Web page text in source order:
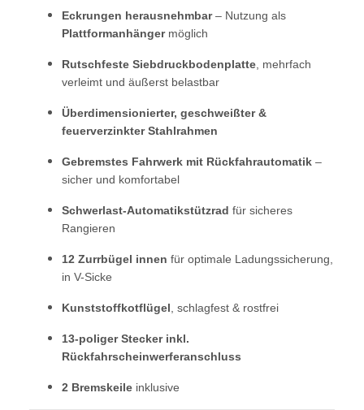
Eckrungen herausnehmbar– Nutzung als
Plattformanhängermöglich
Rutschfeste Siebdruckbodenplatte, mehrfach
verleimt und äußerst belastbar
Überdimensionierter, geschweißter &
feuerverzinkter Stahlrahmen
Gebremstes Fahrwerk mit Rückfahrautomatik –
sicher und komfortabel
Schwerlast-Automatikstützrad für sicheres
Rangieren
12 Zurrbügel innen für optimale Ladungssicherung,
in V-Sicke
Kunststoffkotflügel, schlagfest & rostfrei
13-poliger Stecker inkl.
Rückfahrscheinwerferanschluss
2 Bremskeile inklusive